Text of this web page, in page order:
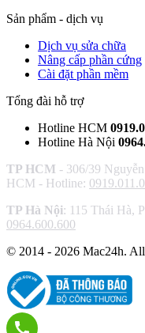
Sản phẩm - dịch vụ
Dịch vụ sửa chữa
Nâng cấp phần cứng
Cài đặt phần mềm
Tổng đài hỗ trợ
Hotline HCM
Hotline Hà Nội
TP HCM - 306/39
HCM - Hotline:
TP Hà Nội: 115 Thái Hà,
0964.600.600
© 2014 - 2026 Mac24h. All